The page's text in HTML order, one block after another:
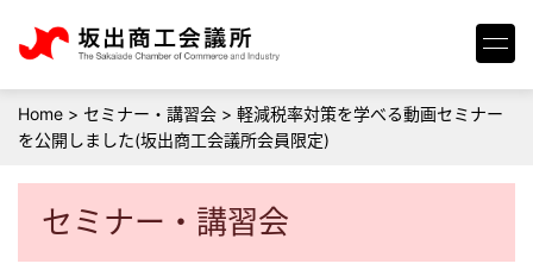
Home > セミナー・講習会 > 軽減税率対策を学べる動画セミナー
を公開しました(坂出商工会議所会員限定)
セミナー・講習会